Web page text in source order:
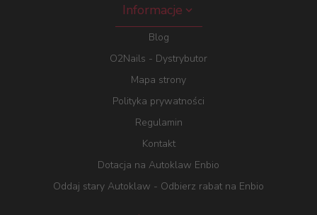
Informacje
Blog
O2Nails - Dystrybutor
Mapa strony
Polityka prywatności
Regulamin
Kontakt
Dotacja na Autoklaw Enbio
Oddaj stary Autoklaw - Odbierz rabat na Enbio